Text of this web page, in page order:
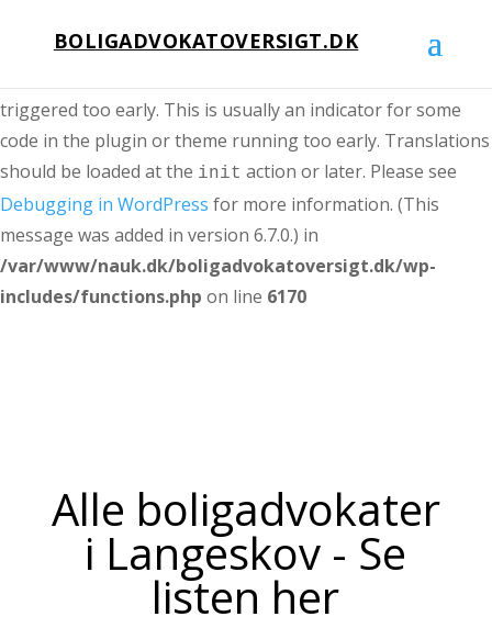
Notice: Function _load_textdomain_just_in_time was called
triggered too early. This is usually an indicator for some
code in the plugin or theme running too early. Translations
should be loaded at the init action or later. Please see
Debugging in WordPress for more information. (This
message was added in version 6.7.0.) in
/var/www/nauk.dk/boligadvokatoversigt.dk/wp-
includes/functions.php on line 6170
BOLIGADVOKATOVERSIGT.DK
Alle boligadvokater
i Langeskov - Se
listen her